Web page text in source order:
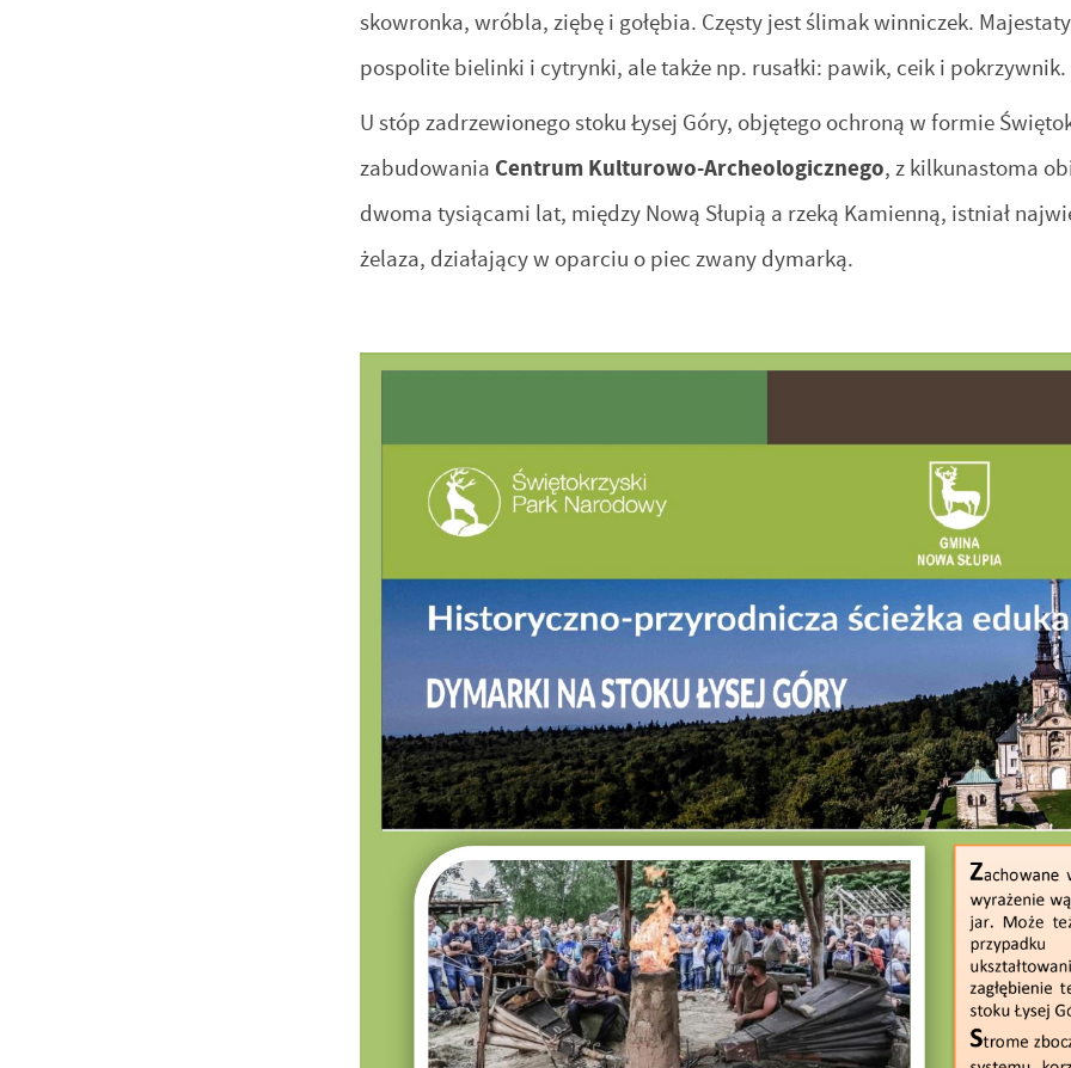
skowronka, wróbla, ziębę i gołębia. Częsty jest ślimak winniczek.
pospolite bielinki i cytrynki, ale także np. rusałki: pawik, ceik i pokrzywnik.
U stóp zadrzewionego stoku Łysej Góry, objętego ochroną w formie
zabudowania Centrum Kulturowo-Archeologicznego, z kilkunastoma
dwoma tysiącami lat, między Nową Słupią a rzeką Kamienną, istniał
żelaza, działający w oparciu o piec zwany dymarką.
Ustawienia
Szanujemy Twoją prywatność. Możesz zmienić ustawienia cookies lub
zaakceptować je wszystkie. W dowolnym momencie możesz dokonać zmiany
swoich ustawień.
Niezbędne